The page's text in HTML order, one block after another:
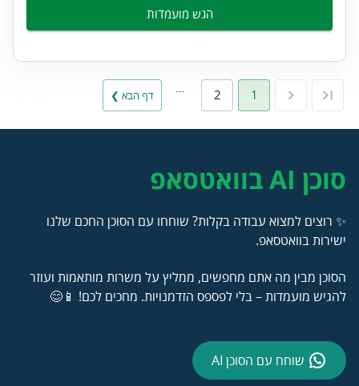
הגש מועמדות
1
2 דף הבא ❯
סוכן AI בוואטסאפ
✨ רוצים למצוא עבודה בקלות? שוחחו עם הסוכן החכם שלנו
ישירות בוואטסאפ.
הסוכן מבין מה אתם מחפשים, ממליץ על משרות מותאמות ועוזר
להגיש מועמדות – בלי לפספס הזדמנויות. מחכים לכם! 📱😊
שוחח עם הסוכן AI